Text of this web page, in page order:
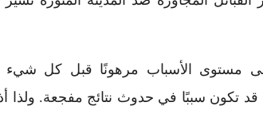
مستوى الأسباب مرهونًا قبل كل شيء
قد تكون سببًا في حدوث نتائج مفجعة. ولذا